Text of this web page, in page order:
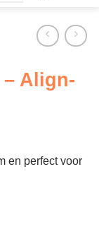
Align-
en perfect voor